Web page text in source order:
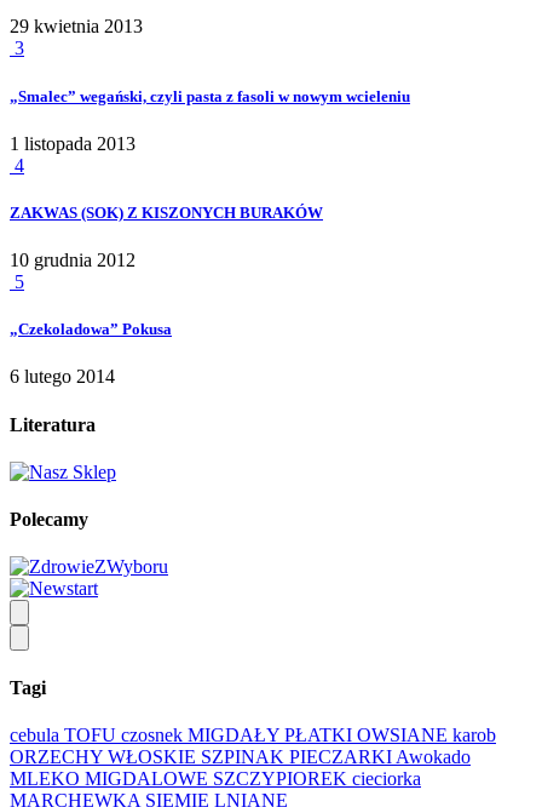
29 kwietnia 2013
3
„Smalec” wegański, czyli pasta z fasoli w nowym wcieleniu
1 listopada 2013
4
ZAKWAS (SOK) Z KISZONYCH BURAKÓW
10 grudnia 2012
5
„Czekoladowa” Pokusa
6 lutego 2014
Literatura
Polecamy
Tagi
cebula TOFU czosnek MIGDAŁY PŁATKI OWSIANE karob
ORZECHY WŁOSKIE SZPINAK PIECZARKI Awokado
MLEKO MIGDALOWE SZCZYPIOREK cieciorka
MARCHEWKA SIEMIĘ LNIANE